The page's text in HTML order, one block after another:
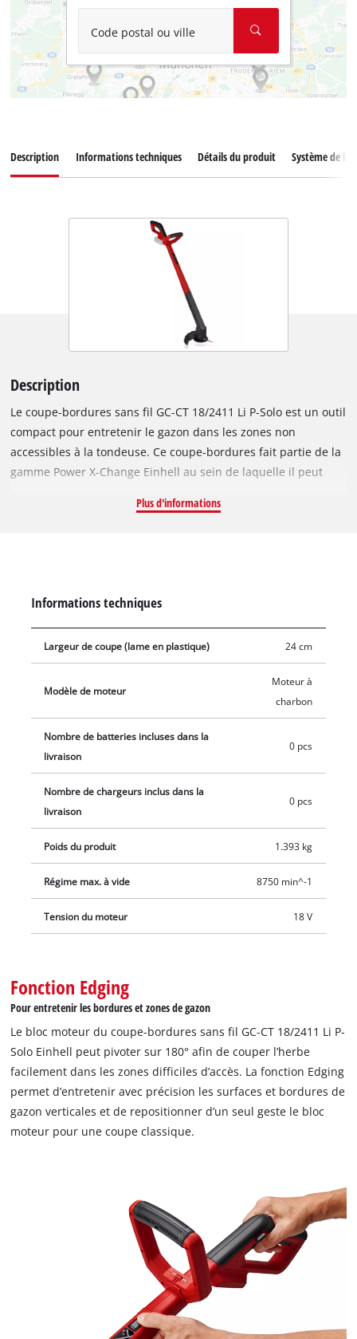
Code postal ou ville
Description Informations techniques Détails du produit Système de
Description
Le coupe-bordures sans fil GC-CT 18/2411 Li P-Solo est un outil
compact pour entretenir le gazon dans les zones non
accessibles à la tondeuse. Ce coupe-bordures fait partie de la
gamme Power X-Change Einhell au sein de laquelle il peut
fonction Edging permet de faire pivoter le bloc moteur sur
surfaces souples Softgrip, la poignée auxiliaire permet de
manœuvrer l’outil facilement et avec précision. Le carter est
en plastique robuste et résistant pour une longue durée de
conception spéciale du support de lame permet de changer
vendu sans batterie ni chargeur (disponibles séparément).
Plus d'informations
Informations techniques
Largeur de coupe (lame en plastique) 24 cm
Modèle de moteur
Moteur à
charbon
Nombre de batteries incluses dans la
livraison
0 pcs
Nombre de chargeurs inclus dans la
livraison
0 pcs
Poids du produit 1.393 kg
Régime max. à vide 8750 min^-1
Tension du moteur 18 V
Fonction Edging
Pour entretenir les bordures et zones de gazon
Le bloc moteur du coupe-bordures sans fil GC-CT 18/2411 Li P-
Solo Einhell peut pivoter sur 180° afin de couper l’herbe
facilement dans les zones difficiles d’accès. La fonction Edging
permet d’entretenir avec précision les surfaces et bordures de
gazon verticales et de repositionner d’un seul geste le bloc
moteur pour une coupe classique.